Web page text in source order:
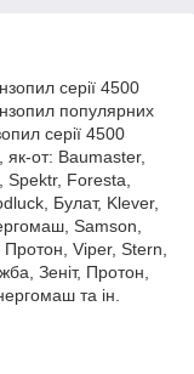
серії 4500
популярних
серії 4500
як-от: Baumaster,
Foresta,
Булат, Klever,
Samson,
Viper, Stern,
Зеніт, Протон,
та ін.